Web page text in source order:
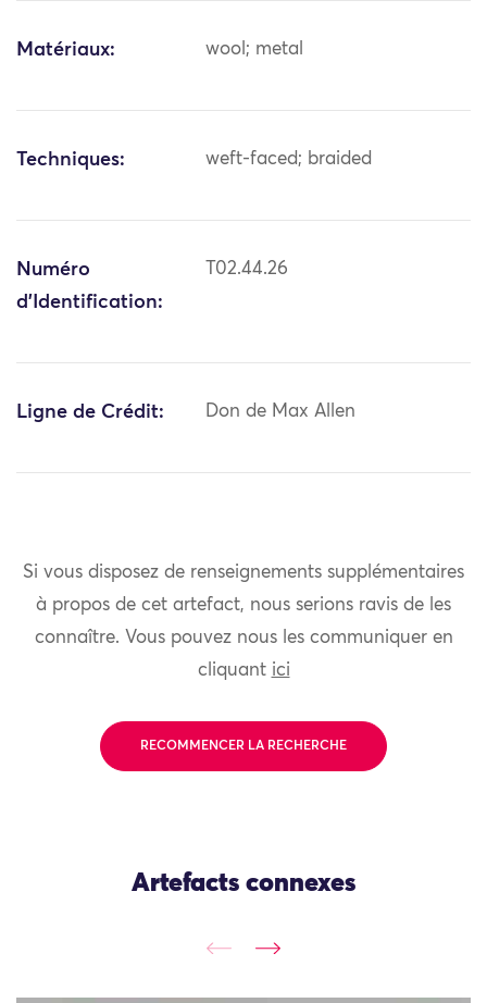
Matériaux: wool; metal
Techniques: weft-faced; braided
Numéro
d'Identification:
T02.44.26
Ligne de Crédit: Don de Max Allen
Si vous disposez de renseignements supplémentaires
à propos de cet artefact, nous serions ravis de les
connaître. Vous pouvez nous les communiquer en
cliquant ici
RECOMMENCER LA RECHERCHE
Artefacts connexes